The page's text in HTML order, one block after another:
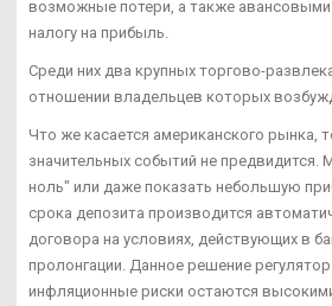
возможные потери, а также авансовыми
налогу на прибыль.
Среди них два крупных торгово-
отношении владельцев которых
Что же касается американского рынка,
значительных событий не
ноль" или даже показать небольшую
срока депозита производится
договора на условиях, действующих в
пролонгации. Данное решение
инфляционные риски остаются